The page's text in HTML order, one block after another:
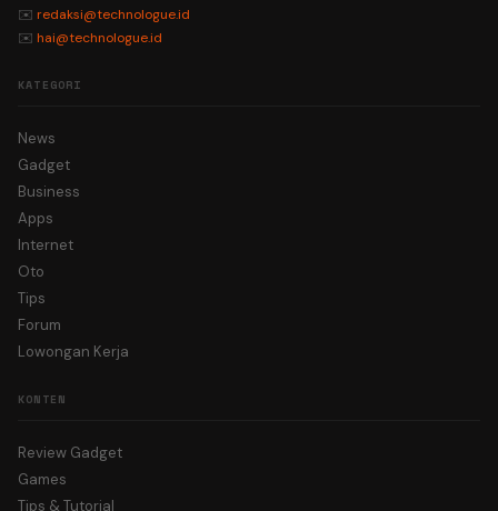
✉️ redaksi@technologue.id
✉️ hai@technologue.id
KATEGORI
News
Gadget
Business
Apps
Internet
Oto
Tips
Forum
Lowongan Kerja
KONTEN
Review Gadget
Games
Tips & Tutorial